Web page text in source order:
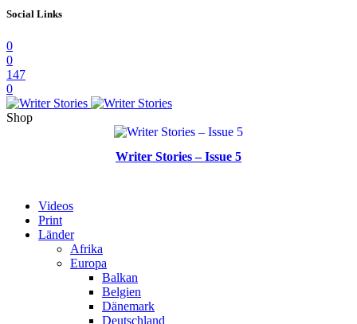
Social Links
0
0
147
0
Shop
Writer Stories – Issue 5
Videos
Print
Länder
Afrika
Europa
Balkan
Belgien
Dänemark
Deutschland